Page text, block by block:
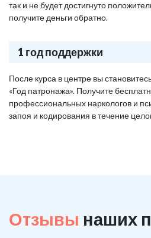
так и не будет достигнуто
получите деньги обратно.
1 год поддержки
После курса в центре вы
«Год патронажа». Получите
профессиональных наркологов и
запоя и кодирования в течение
Отзывы наших